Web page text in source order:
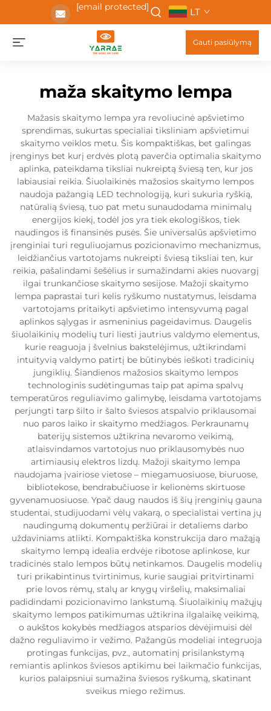
[email protected] LT
Gauti pasiūlymą
maža skaitymo lempa
Mažasis skaitymo lempa yra revoliucinė apšvietimo
sprendimas, sukurtas specialiai tiksliniam apšvietimui
skaitymo veiklos metu. Šis kompaktiškas, bet galingas
įrenginys bet kurį erdvės plotą paverčia optimalia skaitymo
aplinka, pateikdama tiksliai nukreiptą šviesą ten, kur jos
labiausiai reikia. Šiuolaikinės mažosios skaitymo lempos
naudoja pažangią LED technologiją, kuri sukuria ryškią,
natūralią šviesą, tuo pat metu sunaudodama minimalų
energijos kiekį, todėl jos yra tiek ekologiškos, tiek
naudingos iš finansinės pusės. Šie universalūs apšvietimo
įrenginiai turi reguliuojamus pozicionavimo mechanizmus,
leidžiančius vartotojams nukreipti šviesą tiksliai ten, kur
reikia, pašalindami šešėlius ir sumažindami akies nuovargį
ilgai trunkančiose skaitymo sesijose. Mažoji skaitymo
lempa paprastai turi kelis ryškumo nustatymus, leisdama
vartotojams pritaikyti apšvietimo intensyvumą pagal
aplinkos sąlygas ir asmeninius pageidavimus. Daugelis
šiuolaikinių modelių turi liesti jautrius valdymo elementus,
kurie reaguoja į švelnius bakstelėjimus, užtikrindami
intuityvią valdymo patirtį be būtinybės ieškoti tradicinių
jungiklių. Šiandienos mažosios skaitymo lempos
technologinis sudėtingumas taip pat apima spalvų
temperatūros reguliavimo galimybę, leisdama vartotojams
perjungti tarp šilto ir šalto šviesos atspalvio priklausomai
nuo paros laiko ir skaitymo medžiagos. Perkraunamų
baterijų sistemos užtikrina nevaromo veikimą,
atlaisvindamos vartotojus nuo priklausomybės nuo
artimiausių elektros lizdų. Mažoji skaitymo lempa
naudojama įvairiose vietose – miegamuosiuose, biuruose,
bibliotekose, bendrabučiuose ir kelionėms skirtuose
gyvenamuosiuose. Ypač daug naudos iš šių įrenginių gauna
studentai, studijuodami vėlų vakarą, o specialistai vertina jų
naudingumą dokumentų peržiūrai ir detaliems darbo
uždaviniams atlikti. Kompaktiška konstrukcija daro mažąją
skaitymo lempą idealia erdvėje ribotose aplinkose, kur
tradicinės stalo lempos būtų netinkamos. Daugelis modelių
turi prikabintinus tvirtinimus, kurie saugiai pritvirtinami
prie lovos rėmų, stalų ar knygų viršelių, maksimaliai
padidindami pozicionavimo lankstumą. Šiuolaikinių mažųjų
skaitymo lempos patikimumas užtikrina ilgalaikę veikimą,
o aukštos kokybės medžiagos atsparios dėvėjimuisi dėl
dažno reguliavimo ir vežimo. Pažangūs modeliai integruoja
protingas funkcijas, pvz., automatinį prisilankstymą
remiantis aplinkos šviesos aptikimu bei laikmačio funkcijas,
kurios palaipsniui sumažina šviesos ryškumą, skatinant
sveikus miego režimus.